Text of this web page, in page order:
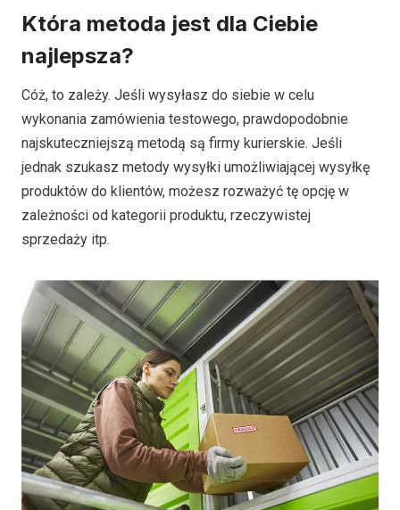
Która metoda jest dla Ciebie
najlepsza?
Cóż, to zależy. Jeśli wysyłasz do siebie w celu
wykonania zamówienia testowego, prawdopodobnie
najskuteczniejszą metodą są firmy kurierskie. Jeśli
jednak szukasz metody wysyłki umożliwiającej wysyłkę
produktów do klientów, możesz rozważyć tę opcję w
zależności od kategorii produktu, rzeczywistej
sprzedaży itp.